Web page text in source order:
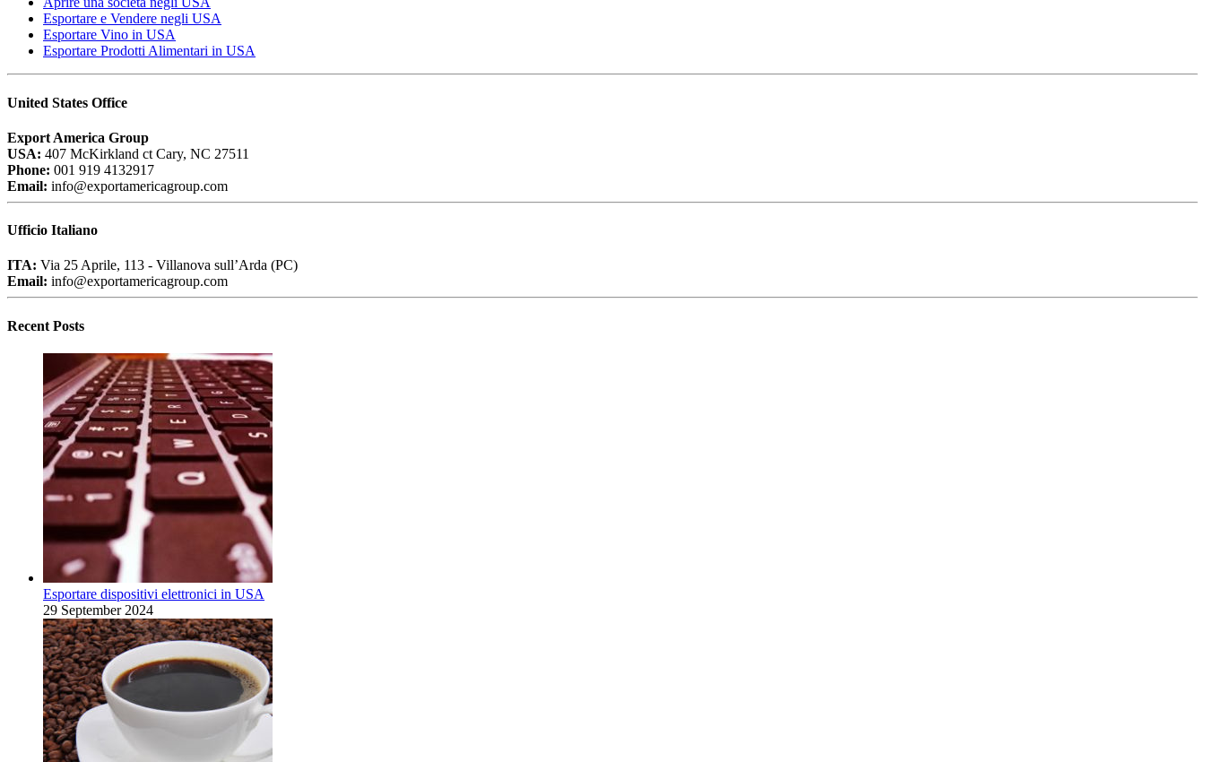
Esportare e Vendere negli USA
Esportare Vino in USA
Esportare Prodotti Alimentari in USA
United States Office
Export America Group
USA: 407 McKirkland ct Cary, NC 27511
Phone: 001 919 4132917
Email: info@exportamericagroup.com
Ufficio Italiano
ITA: Via 25 Aprile, 113 - Villanova sull’Arda (PC)
Email: info@exportamericagroup.com
Recent Posts
Esportare dispositivi elettronici in USA
29 September 2024